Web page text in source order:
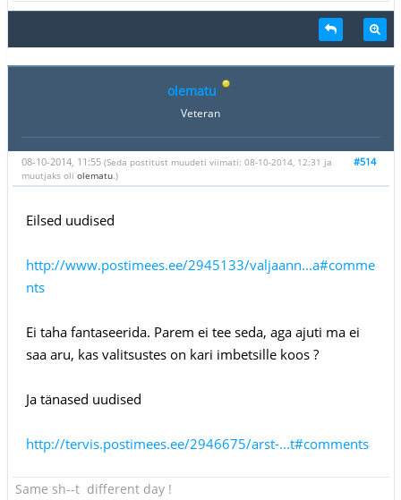
olematu
Veteran
#514
08-10-2014, 11:55 (Seda postitust muudeti viimati: 08-10-2014, 12:31 ja
muutjaks oli olematu.)
Eilsed uudised
http://www.postimees.ee/2945133/valjaann...a#comme
nts
Ei taha fantaseerida. Parem ei tee seda, aga ajuti ma ei
saa aru, kas valitsustes on kari imbetsille koos ?
Ja tänased uudised
http://tervis.postimees.ee/2946675/arst-...t#comments
Same sh--t different day !